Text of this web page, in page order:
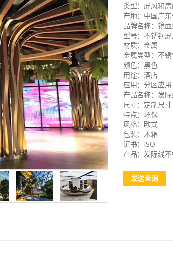
类型：屏风和
产地：中国广东
品牌名称：镜面
型号：不锈钢屏
材质：金属
金属类型：不
颜色：黑色
用途：酒店
应用：分区应用
产品名称：发
尺寸：定制尺寸
特点：环保
风格：欧式
包装：木箱
证书：ISO
产品：发际线
发送查询